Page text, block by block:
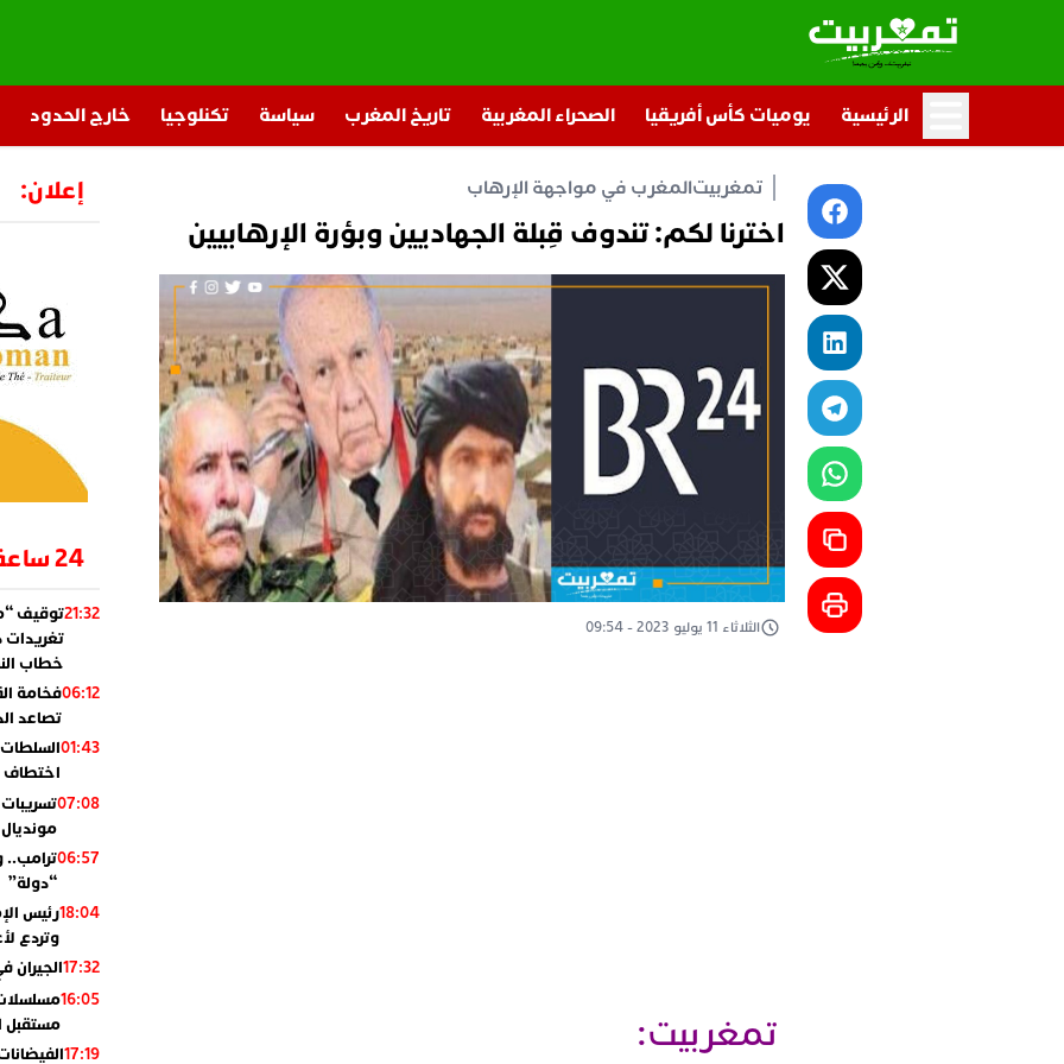
الرئيسية يوميات كأس أفريقيا الصحراء المغربية تاريخ المغرب سياسة تكنلوجيا خارج الحدود
تمغربيتالمغرب في مواجهة الإرهاب
اخترنا لكم: تندوف قِبلة الجهاديين وبؤرة الإرهابيين
الثلاثاء 11 يوليو 2023 - 09:54
تمغربيت:
إعلان:
24 ساعة
21:32توقيف
خطاب
06:12فخامة
تصاعد
01:43
اختطاف
07:08
مونديال 2010
06:57ترامب..
“دولة”
18:04رئيس
وتردع
17:32الجيران
16:05
مستقبل
17:19